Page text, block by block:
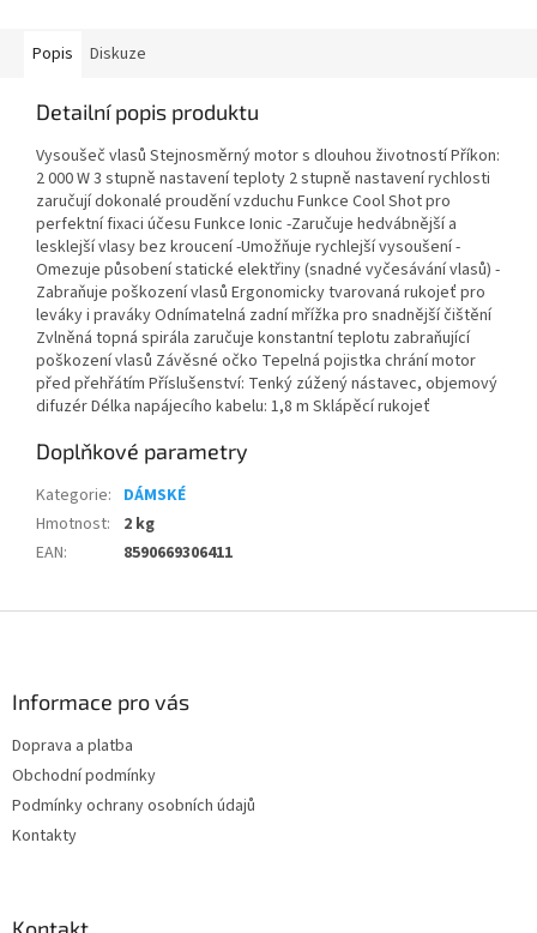
Popis Diskuze
Detailní popis produktu
Vysoušeč vlasů Stejnosměrný motor s dlouhou životností Příkon:
2 000 W 3 stupně nastavení teploty 2 stupně nastavení rychlosti
zaručují dokonalé proudění vzduchu Funkce Cool Shot pro
perfektní fixaci účesu Funkce Ionic -Zaručuje hedvábnější a
lesklejší vlasy bez kroucení -Umožňuje rychlejší vysoušení -
Omezuje působení statické elektřiny (snadné vyčesávání vlasů) -
Zabraňuje poškození vlasů Ergonomicky tvarovaná rukojeť pro
leváky i praváky Odnímatelná zadní mřížka pro snadnější čištění
Zvlněná topná spirála zaručuje konstantní teplotu zabraňující
poškození vlasů Závěsné očko Tepelná pojistka chrání motor
před přehřátím Příslušenství: Tenký zúžený nástavec, objemový
difuzér Délka napájecího kabelu: 1,8 m Sklápěcí rukojeť
Doplňkové parametry
Kategorie: DÁMSKÉ
Hmotnost:
2 kg
EAN: 8590669306411
Informace pro vás
Doprava a platba
Obchodní podmínky
Podmínky ochrany osobních údajů
Kontakty